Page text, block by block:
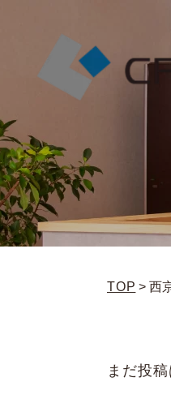
TOP >西
まだ投稿